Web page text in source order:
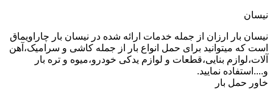
نیسان
نیسان بار ارزان از جمله خدمات ارائه شده در نیسان بار چاراویماق
است که میتوانید برای حمل انواع بار از جمله کاشی و سرامیک،آهن
آلات،لوازم بنایی،قطعات و لوازم یدکی خودرو،میوه و تره بار
و....استفاده نمایید.
خاور حمل بار